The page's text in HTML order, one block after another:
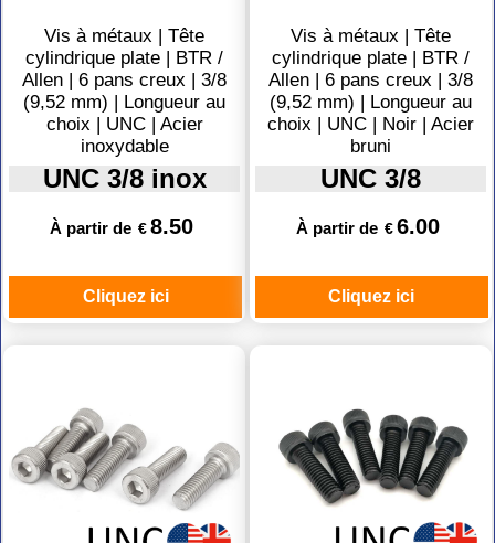
Vis à métaux | Tête
cylindrique plate | BTR /
Allen | 6 pans creux | 3/8
(9,52 mm) | Longueur au
choix | UNC | Acier
inoxydable
UNC 3/8 inox
À partir de € 8.50
Cliquez ici
Vis à métaux | Tête
cylindrique plate | BTR /
Allen | 6 pans creux | 3/8
(9,52 mm) | Longueur au
choix | UNC | Noir | Acier
bruni
UNC 3/8
À partir de € 6.00
Cliquez ici